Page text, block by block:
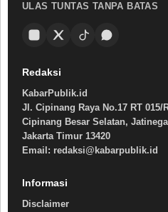
ULAS TUNTAS TANPA BATAS
Redaksi
KabarPublik.id
Jl. Cipinang Raya No.17 RT 015/
Cipinang Besar Selatan,
Jakarta Timur 13420
Email: redaksi@kabarpublik.id
Informasi
Disclaimer